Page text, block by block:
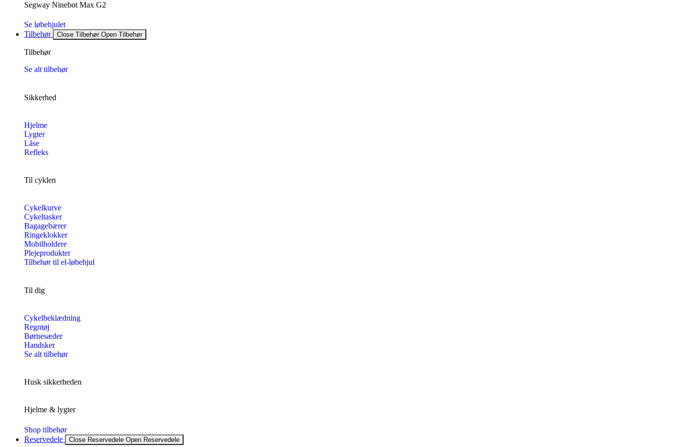
Segway Ninebot Max G2
Se løbehjulet
Tilbehør
Close Tilbehør Open Tilbehør
Tilbehør
Se alt tilbehør
Sikkerhed
Hjelme
Lygter
Låse
Refleks
Til cyklen
Cykelkurve
Cykeltasker
Bagagebærer
Ringeklokker
Mobilholdere
Plejeprodukter
Tilbehør til el-løbehjul
Til dig
Cykelbeklædning
Regntøj
Børnesæder
Handsker
Se alt tilbehør
Husk sikkerheden
Hjelme & lygter
Shop tilbehør
Reservedele
Close Reservedele Open Reservedele